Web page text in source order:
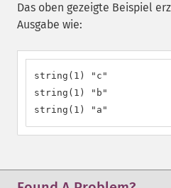
Das oben gezeigte Beispiel
Ausgabe wie:
string(1) "c"
string(1) "b"
string(1) "a"